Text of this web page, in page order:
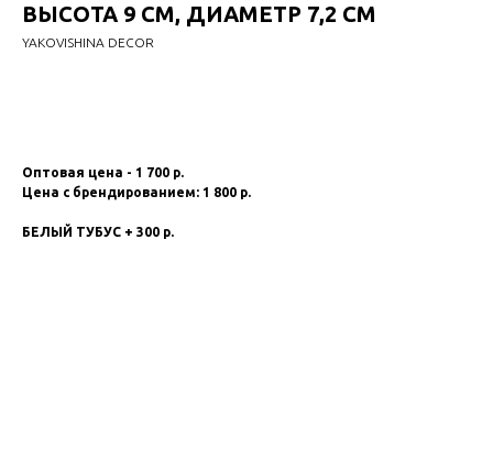
ВЫСОТА 9 СМ, ДИАМЕТР 7,2 СМ
YAKOVISHINA DECOR
Оптовая цена - 1 700 р.
Цена с брендированием: 1 800 р.
БЕЛЫЙ ТУБУС + 300 р.